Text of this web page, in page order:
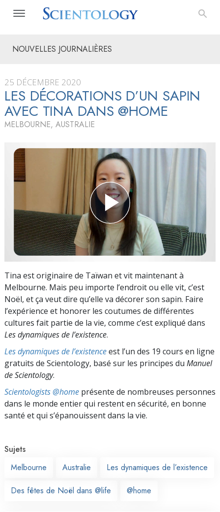
NOUVELLES JOURNALIÈRES
25 DÉCEMBRE 2020
LES DÉCORATIONS D’UN SAPIN
AVEC TINA DANS @HOME
MELBOURNE, AUSTRALIE
Tina est originaire de Taïwan et vit maintenant à
Melbourne. Mais peu importe l’endroit ou elle vit, c’est
Noël, et ça veut dire qu’elle va décorer son sapin. Faire
l’expérience et honorer les coutumes de différentes
cultures fait partie de la vie, comme c’est expliqué dans
Les dynamiques de l’existence.
Les dynamiques de l’existenceest l’un des 19 cours en ligne
gratuits de Scientology, basé sur les principes du Manuel
de Scientology.
Scientologists @home présente de nombreuses personnes
dans le monde entier qui restent en sécurité, en bonne
santé et qui s’épanouissent dans la vie.
Sujets
Melbourne
Australie Les dynamiques de l’existence
Des fêtes de Noël dans @life @home